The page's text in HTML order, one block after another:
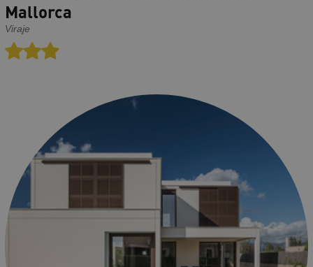
Mallorca
Viraje